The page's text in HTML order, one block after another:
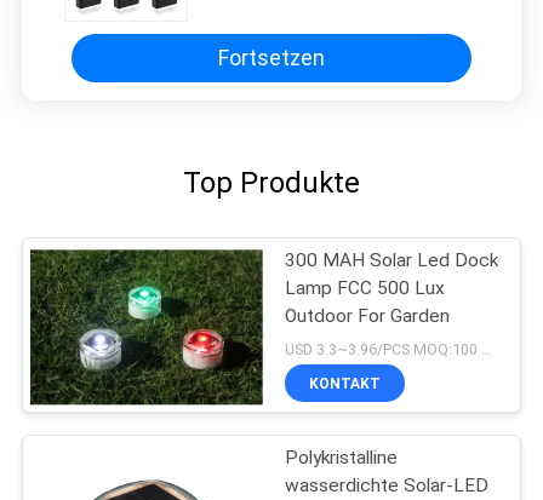
Fortsetzen
Top Produkte
300 MAH Solar Led Dock
Lamp FCC 500 Lux
Outdoor For Garden
KONTAKT
Polykristalline
wasserdichte Solar-LED